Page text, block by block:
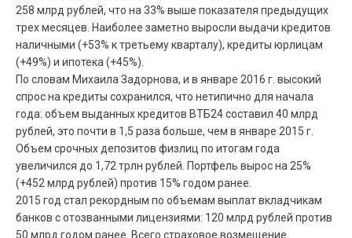
258 млрд рублей, что на 33% выше показателя предыдущих
трех месяцев. Наиболее заметно выросли выдачи кредитов
наличными (+53% к третьему кварталу), кредиты юрлицам
(+49%) и ипотека (+45%).
По словам Михаила Задорнова, и в январе 2016 г. высокий
спрос на кредиты сохранился, что нетипично для начала
года: объем выданных кредитов ВТБ24 составил 40 млрд
рублей, это почти в 1,5 раза больше, чем в январе 2015 г.
Объем срочных депозитов физлиц по итогам года
увеличился до 1,72 трлн рублей. Портфель вырос на 25%
(+452 млрд рублей) против 15% годом ранее.
2015 год стал рекордным по объемам выплат вкладчикам
банков с отозванными лицензиями: 120 млрд рублей против
50 млрд годом ранее. Всего страховое возмещение